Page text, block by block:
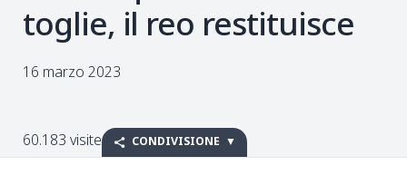
toglie, il reo restituisce
16 marzo 2023
60.183 visite CONDIVISIONE